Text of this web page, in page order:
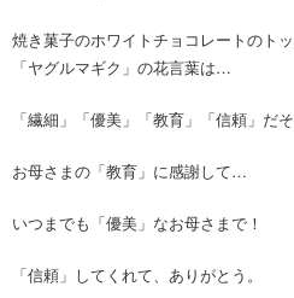
焼き菓子のホワイトチョコレートのト
「ヤグルマギク」の花言葉は…
「繊細」「優美」「教育」「信頼」だそ
お母さまの「教育」に感謝して…
いつまでも「優美」なお母さまで！
「信頼」してくれて、ありがとう。